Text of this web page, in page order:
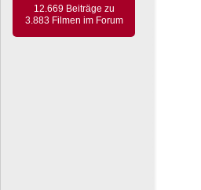
12.669 Beiträge zu
3.883 Filmen im Forum